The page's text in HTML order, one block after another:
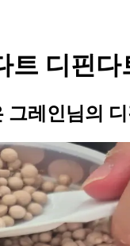
트 디핀다
그레인님의